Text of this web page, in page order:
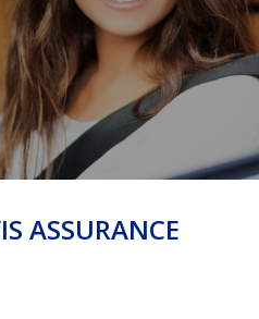
ASSURANCE